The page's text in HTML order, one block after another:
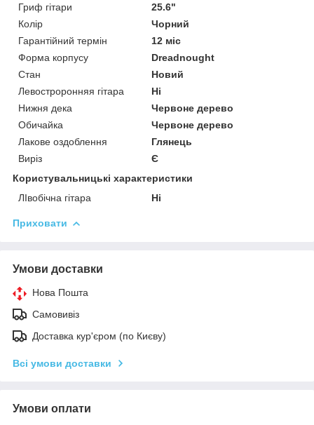
Гриф гітари
25.6"
Колір
Чорний
Гарантійний термін
12 міс
Форма корпусу
Dreadnought
Стан
Новий
Левостроронняя гітара
Ні
Нижня дека
Червоне дерево
Обичайка
Червоне дерево
Лакове оздоблення
Глянець
Виріз
Є
Користувальницькі характеристики
ЛІвобічна гітара
Ні
Приховати
Умови доставки
Нова Пошта
Самовивіз
Доставка кур'єром (по Києву)
Всі умови доставки
Умови оплати